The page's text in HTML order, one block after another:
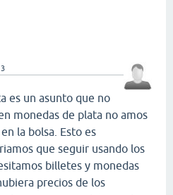
es un asunto que no
monedas de plata no amos
la bolsa. Esto es
que seguir usando los
billetes y monedas
precios de los